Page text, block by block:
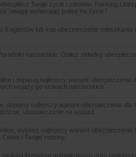
Twoje życie i zdrowie. Ranking
uwagę wybierając polisę na życie?
agentów lub kup ubezpieczenie mieszkania
narciarskie. Oblicz składkę
i dopasuj najlepszy wariant ubezpieczenia
wojaży po stokach narciarskich.
dopasuj najlepszy wariant ubezpieczenia dla
ubezpieczenie na wyjazd.
wybierz najlepszy wariant ubezpieczenia
i Twojej rodziny.
kredytów gotówkowych oraz ranking